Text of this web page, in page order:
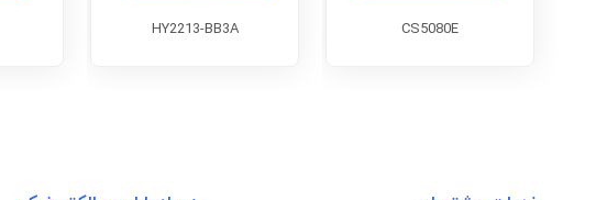
CS5080E
HY2213-BB3A